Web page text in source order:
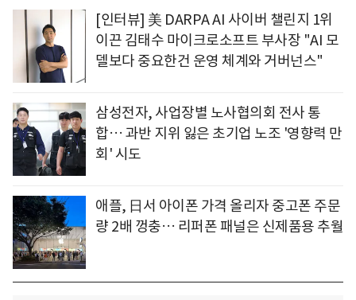
[인터뷰] 美 DARPA AI 사이버 챌린지 1위
이끈 김태수 마이크로소프트 부사장 "AI 모
델보다 중요한건 운영 체계와 거버넌스"
삼성전자, 사업장별 노사협의회 전사 통
합… 과반 지위 잃은 초기업 노조 '영향력 만
회' 시도
애플, 日서 아이폰 가격 올리자 중고폰 주문
량 2배 껑충… 리퍼폰 패널은 신제품용 추월